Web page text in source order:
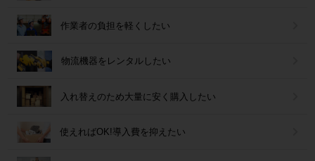
作業者の負担を軽くしたい
物流機器をレンタルしたい
入れ替えのため大量に安く購入したい
使えればOK!導入費を抑えたい